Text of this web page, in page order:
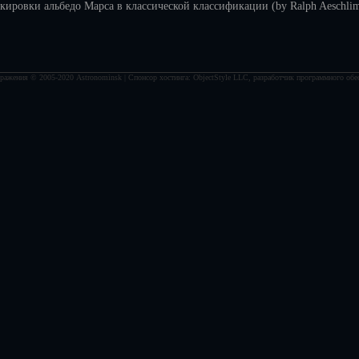
альбедо Марса в классической классификации (by Ralph
© 2005-2020 Astronominsk | Спонсор хостинга: ObjectStyle LLC, разработчик программного